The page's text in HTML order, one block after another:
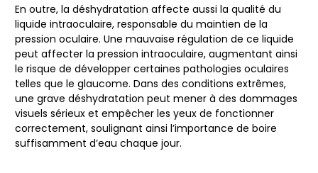
En outre, la déshydratation affecte aussi la qualité du
liquide intraoculaire, responsable du maintien de la
pression oculaire. Une mauvaise régulation de ce liquide
peut affecter la pression intraoculaire, augmentant ainsi
le risque de développer certaines pathologies oculaires
telles que le glaucome. Dans des conditions extrêmes,
une grave déshydratation peut mener à des dommages
visuels sérieux et empêcher les yeux de fonctionner
correctement, soulignant ainsi l’importance de boire
suffisamment d’eau chaque jour.